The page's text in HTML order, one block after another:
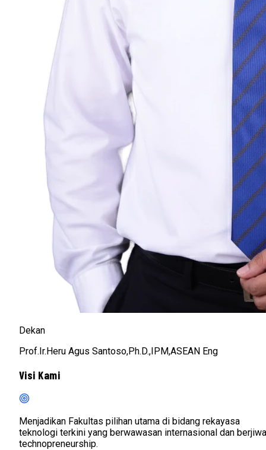
Dekan
Prof.Ir.Heru Agus Santoso,Ph.D.,IPM,ASEAN Eng
Visi Kami
Menjadikan Fakultas pilihan utama di bidang rekayasa
teknologi terkini yang berwawasan internasional dan berjiwa
technopreneurship.